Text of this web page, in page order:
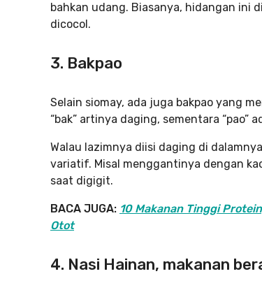
bahkan udang. Biasanya, hidangan ini
dicocol.
3. Bakpao
Selain siomay, ada juga bakpao yang
“bak” artinya daging, sementara “pao”
Walau lazimnya diisi daging di
variatif. Misal menggantinya dengan
saat digigit.
BACA JUGA: 10 Makanan Tinggi
Otot
4. Nasi Hainan, makanan